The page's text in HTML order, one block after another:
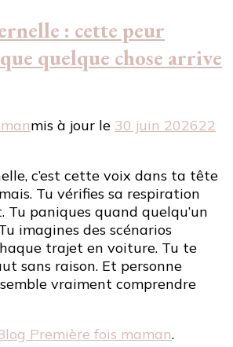
: cette peur
quelque chose arrive
mis à jour le 30 juin 202622
c’est cette voix dans ta tête
Tu vérifies sa respiration
Tu paniques quand quelqu’un
imagines des scénarios
trajet en voiture. Tu te
sans raison. Et personne
vraiment comprendre
Première fois maman.